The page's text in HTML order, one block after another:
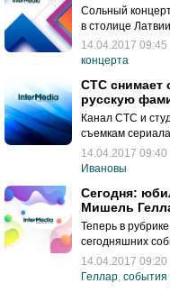
Сольный
в столице Латвии.
14.04.2017 09:45
концерта
СТС снимает
русскую
Канал СТС и
съемкам
Ивановы».
14.04.2017 09:40
Ивановы
Сегодня:
Мишель
Теперь в
сегодняшних
послезавтра. 14
14.04.2017 09:20
Геллар события